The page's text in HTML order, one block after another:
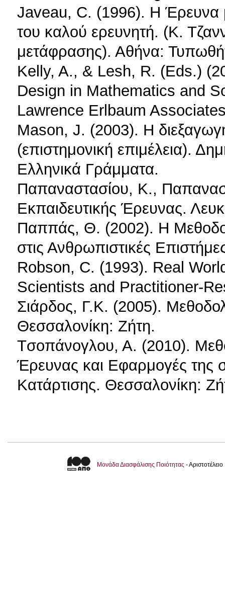
Javeau, C. (1996). Η Έρευνα
του καλού ερευνητή. (Κ.
μετάφρασης). Αθήνα:
Kelly, A., & Lesh, R. (Eds.)
Design in Mathematics and
Lawrence Erlbaum
Mason, J. (2003). Η
(επιστημονική επιμέλεια).
Ελληνικά Γράμματα.
Παπαναστασίου, Κ.,
Εκπαιδευτικής Έρευνας.
Παππάς, Θ. (2002). Η
στις Ανθρωπιστικές
Robson, C. (1993). Real
Scientists and Practitioner-
Σιάρδος, Γ.Κ. (2005).
Θεσσαλονίκη: Ζήτη.
Tσοπάνογλου, Α. (2010).
Έρευνας και Εφαρμογές της
Κατάρτισης. Θεσσαλονίκη:
Μονάδα Διασφάλισης Ποιότητας -